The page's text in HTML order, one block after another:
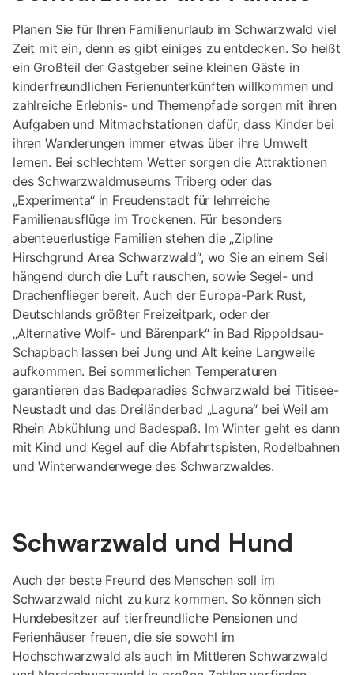
Planen Sie für Ihren Familienurlaub im Schwarzwald viel
Zeit mit ein, denn es gibt einiges zu entdecken. So heißt
ein Großteil der Gastgeber seine kleinen Gäste in
kinderfreundlichen Ferienunterkünften willkommen und
zahlreiche Erlebnis- und Themenpfade sorgen mit ihren
Aufgaben und Mitmachstationen dafür, dass Kinder bei
ihren Wanderungen immer etwas über ihre Umwelt
lernen. Bei schlechtem Wetter sorgen die Attraktionen
des Schwarzwaldmuseums Triberg oder das
„Experimenta“ in Freudenstadt für lehrreiche
Familienausflüge im Trockenen. Für besonders
abenteuerlustige Familien stehen die „Zipline
Hirschgrund Area Schwarzwald“, wo Sie an einem Seil
hängend durch die Luft rauschen, sowie Segel- und
Drachenflieger bereit. Auch der Europa-Park Rust,
Deutschlands größter Freizeitpark, oder der
„Alternative Wolf- und Bärenpark“ in Bad Rippoldsau-
Schapbach lassen bei Jung und Alt keine Langweile
aufkommen. Bei sommerlichen Temperaturen
garantieren das Badeparadies Schwarzwald bei Titisee-
Neustadt und das Dreiländerbad „Laguna“ bei Weil am
Rhein Abkühlung und Badespaß. Im Winter geht es dann
mit Kind und Kegel auf die Abfahrtspisten, Rodelbahnen
und Winterwanderwege des Schwarzwaldes.
Schwarzwald und Hund
Auch der beste Freund des Menschen soll im
Schwarzwald nicht zu kurz kommen. So können sich
Hundebesitzer auf tierfreundliche Pensionen und
Ferienhäuser freuen, die sie sowohl im
Hochschwarzwald als auch im Mittleren Schwarzwald